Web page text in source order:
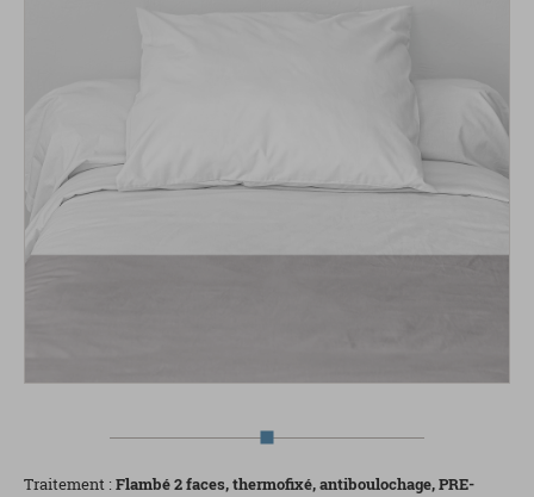
Traitement :Flambé 2 faces, thermofixé, antiboulochage, PRE-